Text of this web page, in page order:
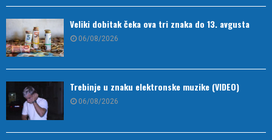
Veliki dobitak čeka ova tri znaka do 13. avgusta
06/08/2026
Trebinje u znaku elektronske muzike (VIDEO)
06/08/2026